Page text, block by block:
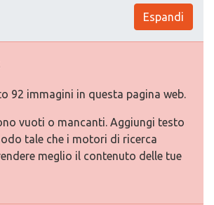
Espandi
92 immagini in questa pagina web.
vuoti o mancanti. Aggiungi testo
tale che i motori di ricerca
meglio il contenuto delle tue